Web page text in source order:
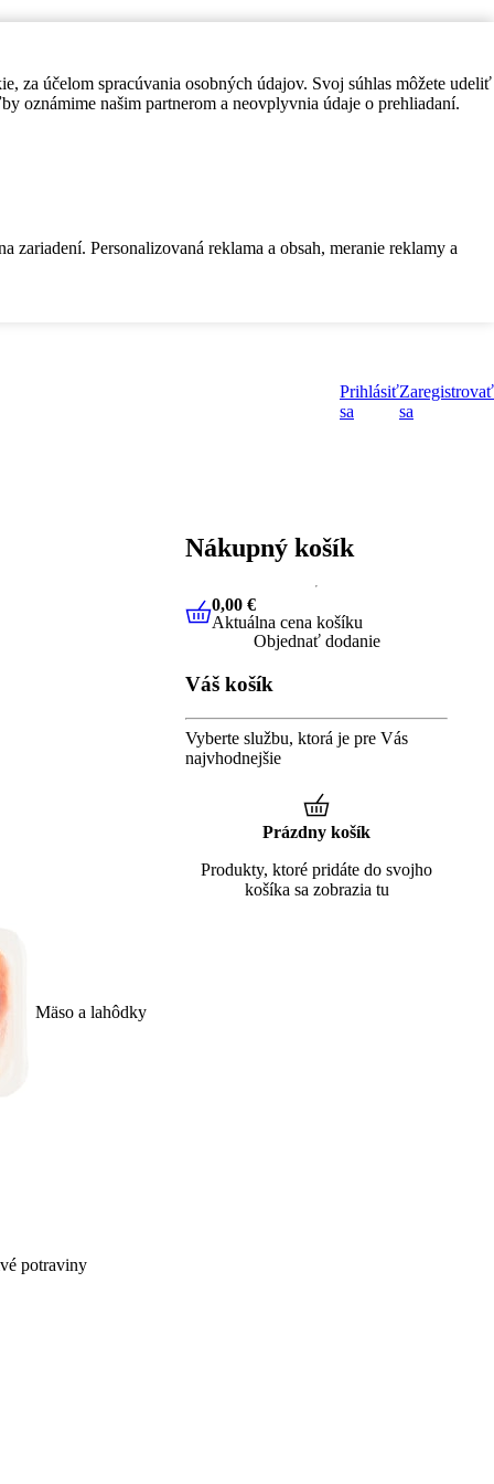
za účelom spracúvania osobných údajov. Svoj súhlas môžete udeliť
oznámime našim partnerom a neovplyvnia údaje o prehliadaní.
Personalizovaná reklama a obsah, meranie reklamy a
Prihlásiť
sa
Zaregistrovať
sa
Mäso a lahôdky
potraviny
Nákupný košík
0,00 €Aktuálna cena košíku
0,00 €
Aktuálna cena košíku
Objednať dodanie
Váš košík
Vyberte službu, ktorá je pre Vás
najvhodnejšie
Prázdny košík
Produkty, ktoré pridáte do svojho
košíka sa zobrazia tu